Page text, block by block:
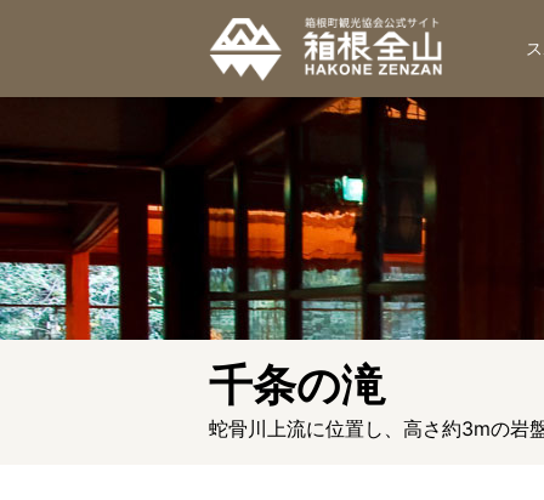
千条の滝
蛇骨川上流に位置し、高さ約3mの岩